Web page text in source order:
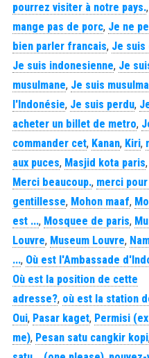
pourrez visiter à notre pays.,
mange pas de porc, Je ne
bien parler francais, Je suis
Je suis indonesienne, Je
musulmane, Je suis
l'Indonésie, Je suis perdu,
acheter un billet de metro,
commander cet, Kanan, Kiri,
aux puces, Masjid kota paris,
Merci beaucoup., merci
gentillesse, Mohon maaf,
est ..., Mosquee de paris,
Louvre, Museum Louvre,
..., Où est l'Ambassade
Où est la position de cette
adresse?, où est la station
Oui, Pasar kaget, Permisi
me), Pesan satu cangkir kopi,